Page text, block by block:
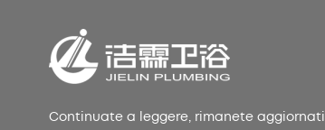
Continuate a leggere, rimanete aggiornati,